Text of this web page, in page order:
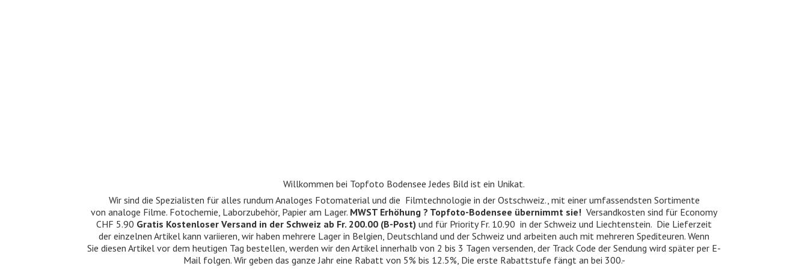
Willkommen bei Topfoto Bodensee Jedes Bild ist ein Unikat.
Wir sind die Spezialisten für alles rundum Analoges Fotomaterial und die Filmtechnologie in der Ostschweiz., mit einer umfassendsten Sortimente
von analoge Filme. Fotochemie, Laborzubehör, Papier am Lager. MWST Erhöhung ? Topfoto-Bodensee übernimmt sie! Versandkosten sind für Economy
CHF 5.90 Gratis Kostenloser Versand in der Schweiz ab Fr. 200.00 (B-Post) und für Priority Fr. 10.90 in der Schweiz und Liechtenstein. Die Lieferzeit
der einzelnen Artikel kann variieren, wir haben mehrere Lager in Belgien, Deutschland und der Schweiz und arbeiten auch mit mehreren Spediteuren. Wenn
Sie diesen Artikel vor dem heutigen Tag bestellen, werden wir den Artikel innerhalb von 2 bis 3 Tagen versenden, der Track Code der Sendung wird später per E-
Mail folgen. Wir geben das ganze Jahr eine Rabatt von 5% bis 12.5%, Die erste Rabattstufe fängt an bei 300.-